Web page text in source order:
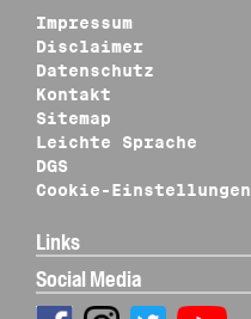
Impressum
Disclaimer
Datenschutz
Kontakt
Sitemap
Leichte Sprache
DGS
Cookie-Einstellungen
Links
Social Media